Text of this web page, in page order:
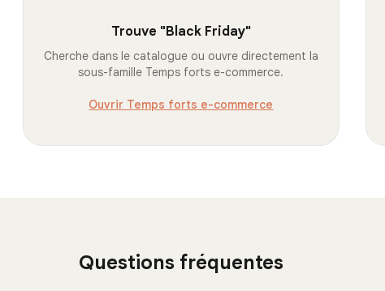
Trouve "Black Friday"
Cherche dans le catalogue ou ouvre directement la
sous-famille Temps forts e-commerce.
Ouvrir Temps forts e-commerce
Questions fréquentes